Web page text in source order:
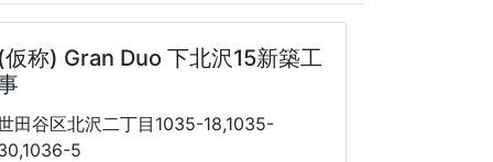
称) Gran Duo 下北沢15新築工
田谷区北沢二丁目1035-18,1035-
5